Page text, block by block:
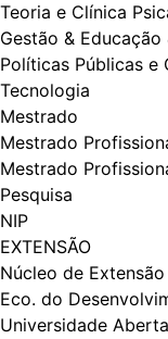
Teoria e Clínica
Gestão & Educação
Políticas Públicas e
Tecnologia
Mestrado
Mestrado
Mestrado
Pesquisa
NIP
EXTENSÃO
Núcleo de
Eco. do
Universidade